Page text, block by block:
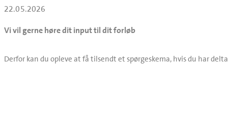
22.05.2026
Vi vil gerne høre dit input til dit forløb
Derfor kan du opleve at få tilsendt et spørgeskema, hvis du har